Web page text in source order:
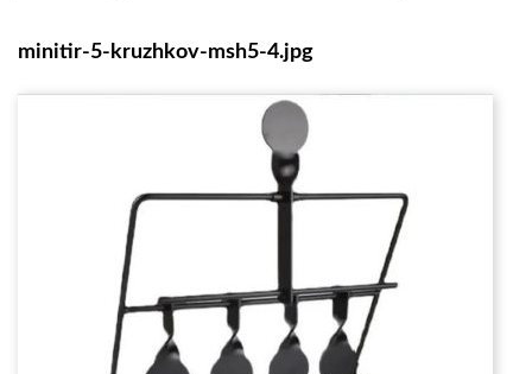
minitir-5-kruzhkov-msh5-4.jpg